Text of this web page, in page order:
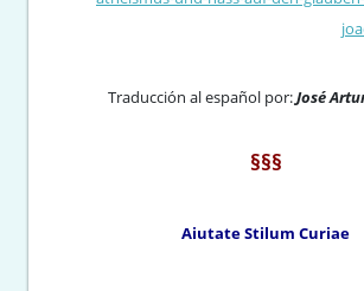
Traducción al español por:José
§§§
Aiutate Stilum Curiae